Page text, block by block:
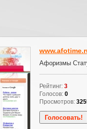
Афоризмы
Рейтинг: 3
Голосов: 0
Просмотров: